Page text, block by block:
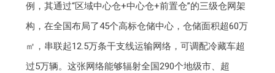
例，其通过“区域中心仓+中心仓+前置仓”的三级仓网架
构，在全国布局了45个高标仓储中心，仓储面积超60万
㎡，串联起12.5万条干支线运输网络，可调配冷藏车超
过5万辆。这张网络能够辐射全国290个地级市、超